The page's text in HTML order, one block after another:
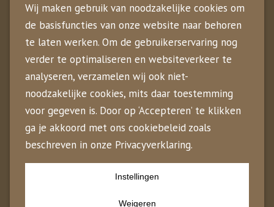
♥ Kleinschalig en persoonlijk
♥ Professioneel en betrouwbaar
♥ De beste gastouders
♥ Vaste contactpersonen
♥ Hart voor kinderen én gastouders
Kroostopvang
Gastouderopvang in Zuid- en Noord-Holland en
0645834866
info@kroostopvang.nl
Wij maken gebruik van noodzakelijke cookies om
de basisfuncties van onze website naar behoren
te laten werken. Om de gebruikerservaring nog
verder te optimaliseren en websiteverkeer te
analyseren, verzamelen wij ook niet-
noodzakelijke cookies, mits daar toestemming
voor gegeven is. Door op ‘Accepteren’ te klikken
ga je akkoord met ons cookiebeleid zoals
beschreven in onze Privacyverklaring.
Instellingen
Weigeren